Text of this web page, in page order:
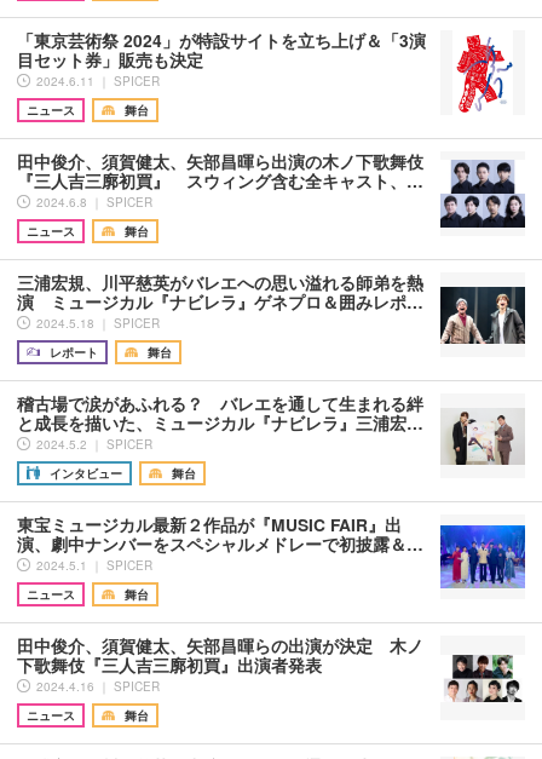
「東京芸術祭 2024」が特設サイトを立ち上げ＆「3演
目セット券」販売も決定
2024.6.11 ｜ SPICER
ニュース
舞台
田中俊介、須賀健太、矢部昌暉ら出演の木ノ下歌舞伎
『三人吉三廓初買』 スウィング含む全キャスト、…
2024.6.8 ｜ SPICER
ニュース
舞台
三浦宏規、川平慈英がバレエへの思い溢れる師弟を熱
演 ミュージカル『ナビレラ』ゲネプロ＆囲みレポ…
2024.5.18 ｜ SPICER
レポート
舞台
稽古場で涙があふれる？ バレエを通して生まれる絆
と成長を描いた、ミュージカル『ナビレラ』三浦宏…
2024.5.2 ｜ SPICER
インタビュー
舞台
東宝ミュージカル最新２作品が『MUSIC FAIR』出
演、劇中ナンバーをスペシャルメドレーで初披露＆…
2024.5.1 ｜ SPICER
ニュース
舞台
田中俊介、須賀健太、矢部昌暉らの出演が決定 木ノ
下歌舞伎『三人吉三廓初買』出演者発表
2024.4.16 ｜ SPICER
ニュース
舞台